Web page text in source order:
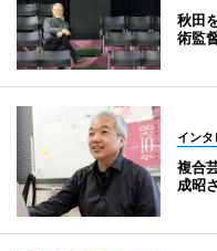
秋田
術監
インタ
複合
成昭